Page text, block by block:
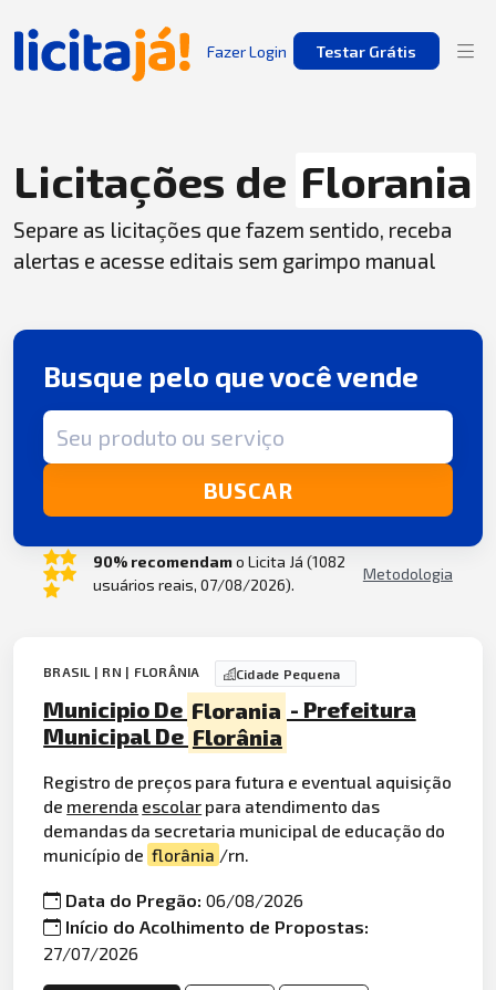
Fazer Login Testar Grátis
Licitações de Florania
Separe as licitações que fazem sentido, receba
alertas e acesse editais sem garimpo manual
Busque pelo que você vende
Termo de busca
BUSCAR
90% recomendamo Licita Já (1082
usuários reais, 07/08/2026).
Metodologia
BRASIL | RN | FLORÂNIA Cidade Pequena
Municipio De Florania - Prefeitura
Municipal De Florânia
Registro de preços para futura e eventual aquisição
de merenda escolar para atendimento das
demandas da secretaria municipal de educação do
município de florânia /rn.
Data do Pregão:06/08/2026
Início do Acolhimento de Propostas:
27/07/2026